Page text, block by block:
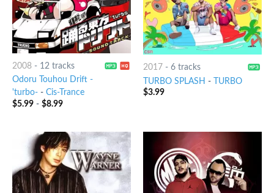
2008- 12 tracks
Odoru Touhou Drift -
'turbo-- Cis-Trance
$5.99- $8.99
2017 - 6 tracks
TURBO SPLASH -
TURBO
$3.99